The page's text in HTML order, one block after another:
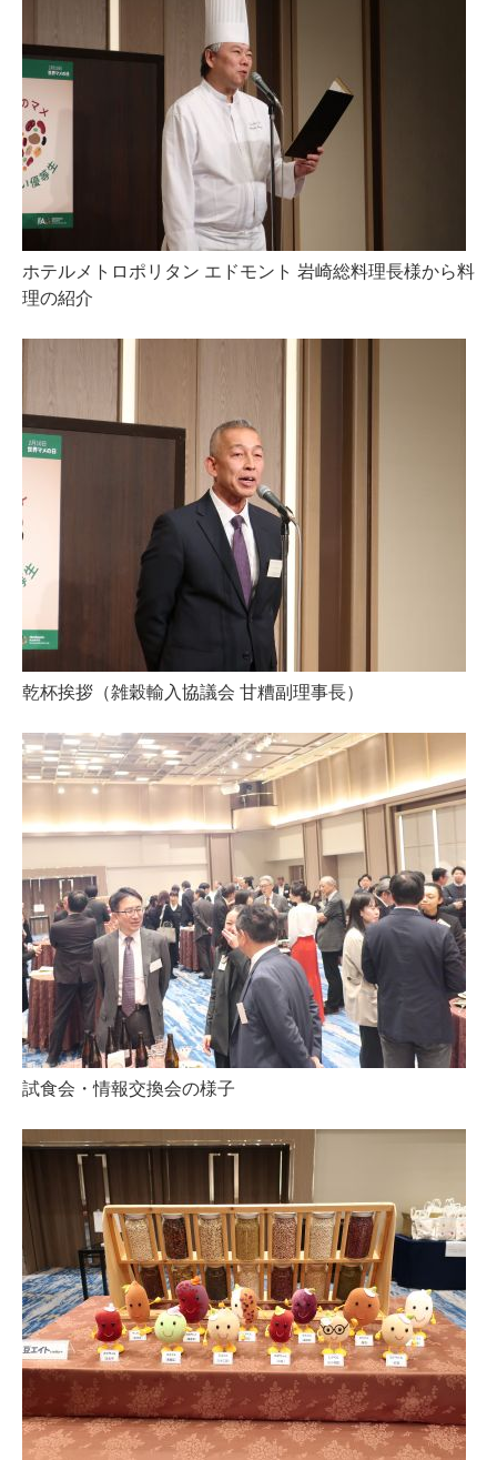
ホテルメトロポリタン エドモント 岩崎総料理長様から料
理の紹介
乾杯挨拶（雑穀輸入協議会 甘糟副理事長）
試食会・情報交換会の様子